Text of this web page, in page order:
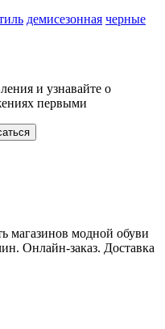
демисезонная черные
и узнавайте о
первыми
магазинов модной обуви
Онлайн-заказ. Доставка